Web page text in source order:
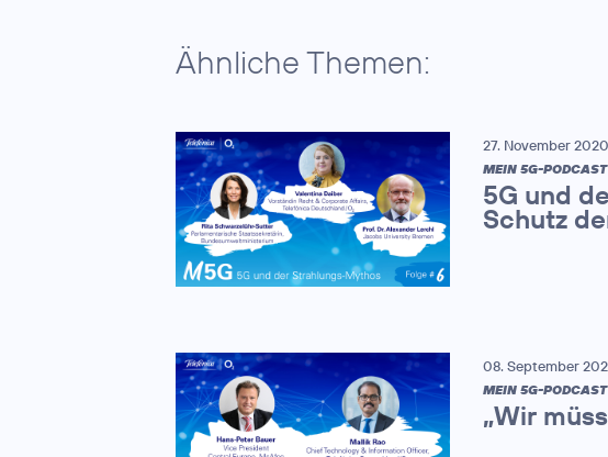
Ähnliche Themen:
27. November 2020
MEIN 5G-
5G und
Schutz
08. September
MEIN 5G-
„Wir